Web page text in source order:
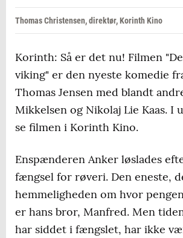
Thomas Christensen, direktør, Korinth Kino
Korinth: Så er det nu! Filmen
viking" er den nyeste komedie
Thomas Jensen med blandt
Mikkelsen og Nikolaj Lie Kaas. I
se filmen i Korinth Kino.
Enspænderen Anker løslades
fængsel for røveri. Den eneste,
hemmeligheden om hvor
er hans bror, Manfred. Men
har siddet i fængslet, har ikke